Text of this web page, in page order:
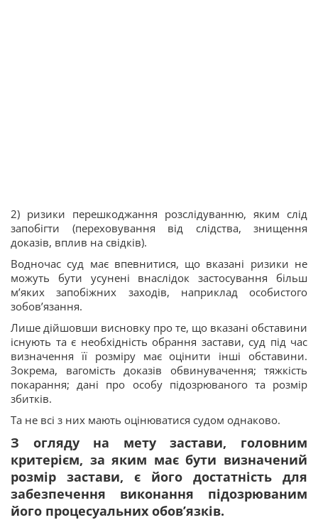
2) ризики перешкоджання розслідуванню, яким слід
запобігти (переховування від слідства, знищення
доказів, вплив на свідків).
Водночас суд має впевнитися, що вказані ризики не
можуть бути усунені внаслідок застосування більш
м’яких запобіжних заходів, наприклад особистого
зобов’язання.
Лише дійшовши висновку про те, що вказані обставини
існують та є необхідність обрання застави, суд під час
визначення її розміру має оцінити інші обставини.
Зокрема, вагомість доказів обвинувачення; тяжкість
покарання; дані про особу підозрюваного та розмір
збитків.
Та не всі з них мають оцінюватися судом однаково.
З огляду на мету застави, головним
критерієм, за яким має бути визначений
розмір застави, є його достатність для
забезпечення виконання підозрюваним
його процесуальних обов’язків.